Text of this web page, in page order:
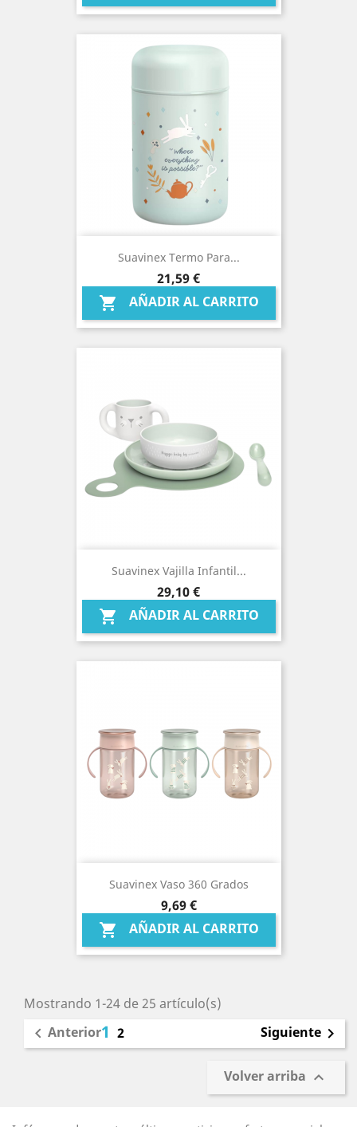
Suavinex Termo Para...
Precio
21,59 €
 AÑADIR AL CARRITO
Suavinex Vajilla Infantil...
Precio
29,10 €
 AÑADIR AL CARRITO
Suavinex Vaso 360 Grados
Precio
9,69 €
 AÑADIR AL CARRITO
Mostrando 1-24 de 25 artículo(s)
 Anterior1 2 Siguiente 
Volver arriba 